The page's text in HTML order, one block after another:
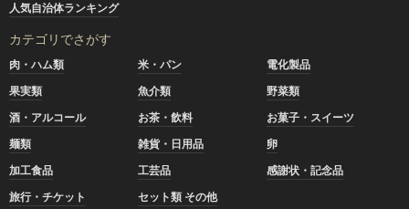
人気自治体ランキング
カテゴリでさがす
肉・ハム類 米・パン
電化製品
果実類
魚介類
野菜類
酒・アルコール
お茶・飲料
お菓子・スイーツ
麺類
雑貨・日用品
卵
加工食品
工芸品
感謝状・記念品
旅行・チケット
セット類 その他